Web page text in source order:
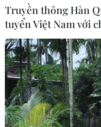
Truyền thông Hàn
tuyển Việt Nam với